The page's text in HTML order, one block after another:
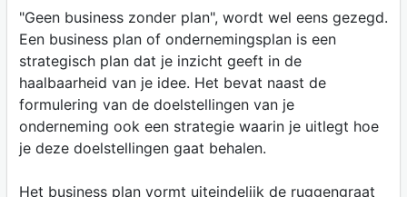
"Geen business zonder plan", wordt wel eens gezegd.
Een business plan of ondernemingsplan is een
strategisch plan dat je inzicht geeft in de
haalbaarheid van je idee. Het bevat naast de
formulering van de doelstellingen van je
onderneming ook een strategie waarin je uitlegt hoe
je deze doelstellingen gaat behalen.
Het business plan vormt uiteindelijk de ruggengraat